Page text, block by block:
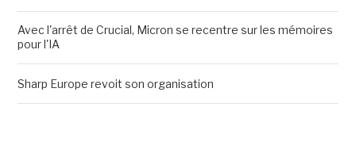
Avec l'arrêt de Crucial, Micron se recentre sur les mémoires
pour l'IA
Sharp Europe revoit son organisation